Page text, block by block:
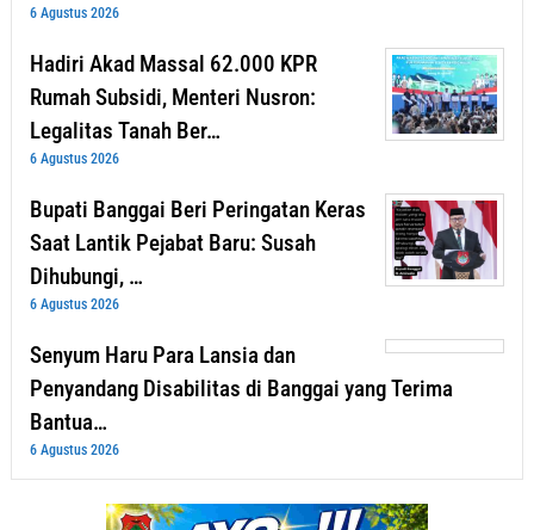
6 Agustus 2026
Hadiri Akad Massal 62.000 KPR
Rumah Subsidi, Menteri Nusron:
Legalitas Tanah Ber…
6 Agustus 2026
Bupati Banggai Beri Peringatan Keras
Saat Lantik Pejabat Baru: Susah
Dihubungi, …
6 Agustus 2026
Senyum Haru Para Lansia dan
Penyandang Disabilitas di Banggai yang Terima
Bantua…
6 Agustus 2026